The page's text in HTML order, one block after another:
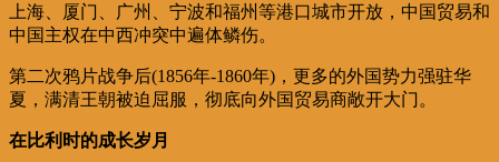
上海、厦门、广州、宁波和福州等港口城市开放，中国贸易和
中国主权在中西冲突中遍体鳞伤。
第二次鸦片战争后(1856年-1860年)，更多的外国势力强驻华
夏，满清王朝被迫屈服，彻底向外国贸易商敞开大门。
在比利时的成长岁月